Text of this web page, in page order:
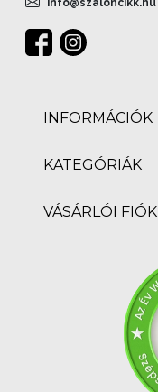
info@szaloncikk.hu
INFORMÁCIÓK
KATEGÓRIÁK
VÁSÁRLÓI FIÓK